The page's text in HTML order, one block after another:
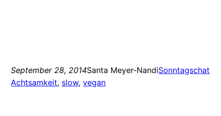
September 28, 2014Santa Meyer-NandiSonntagschat
Achtsamkeit, slow, vegan